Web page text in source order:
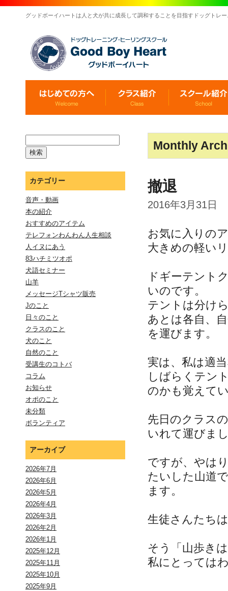
グッドボーイハートは人と犬が共に成長して調和することを目指すドッグトレ
カテゴリー
音声・動画
本の紹介
おすすめのアイテム
テレフォンわんわん人生相談
人イヌにあう
83ハチミツオポ
犬語セミナー
山羊
メッセージTシャツ販売
Jのこと
日々のこと
クラスのこと
犬のこと
自然のこと
受講生のコトバ
コラム
お知らせ
オポのこと
未分類
ボランティア
アーカイブ
2026年7月
2026年6月
2026年5月
2026年4月
2026年3月
2026年2月
2026年1月
2025年12月
2025年11月
2025年10月
2025年9月
Monthly
撤退
2016年3月31日
お気に入りの
大きめの軽い
ドギーテント
いのです。
テントは分け
あとは各自、
を運びます。
実は、私は適
しばらくテン
のかも覚えて
先日のクラス
いれて運びま
ですが、やは
たいした山道
ます。
生徒さんたち
そう「山歩き
私にとっては